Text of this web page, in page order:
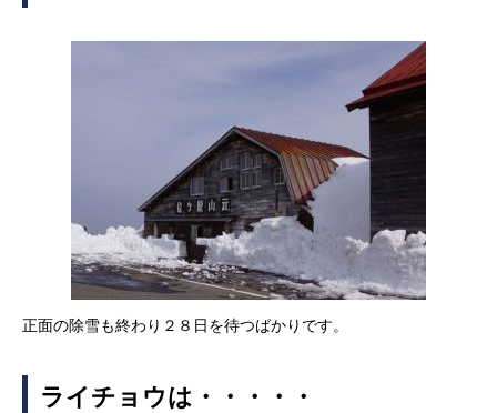
正面の除雪も終わり２８日を待つばかりです。
ライチョウは・・・・・